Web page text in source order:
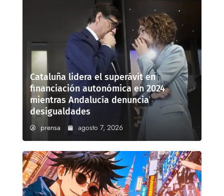
Cataluña lidera el superávit en
financiación autonómica en 2024
mientras Andalucía denuncia
desigualdades
prensa agosto 7, 2026